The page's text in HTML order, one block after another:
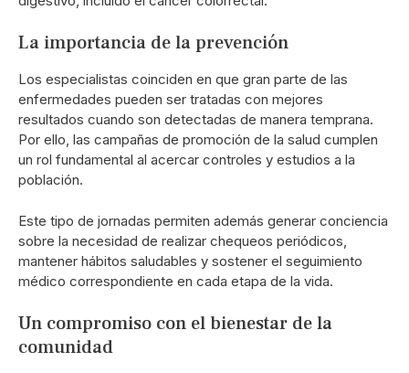
La importancia de la prevención
Los especialistas coinciden en que gran parte de las
enfermedades pueden ser tratadas con mejores
resultados cuando son detectadas de manera temprana.
Por ello, las campañas de promoción de la salud cumplen
un rol fundamental al acercar controles y estudios a la
población.
Este tipo de jornadas permiten además generar conciencia
sobre la necesidad de realizar chequeos periódicos,
mantener hábitos saludables y sostener el seguimiento
médico correspondiente en cada etapa de la vida.
Un compromiso con el bienestar de la
comunidad